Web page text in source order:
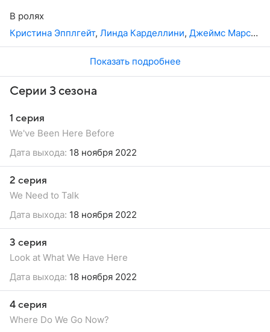
В ролях
Кристина Эпплгейт, Линда Карделлини, Джеймс Марсден
Показать подробнее
Серии 3 сезона
1 серия
We've Been Here Before
Дата выхода: 18 ноября 2022
2 серия
We Need to Talk
Дата выхода: 18 ноября 2022
3 серия
Look at What We Have Here
Дата выхода: 18 ноября 2022
4 серия
Where Do We Go Now?